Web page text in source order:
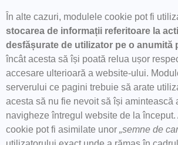
În alte cazuri, modulele cookie pot fi
stocarea de informații referitoare la
desfășurate de utilizator pe o anumită
încât acesta să își poată relua ușor
accesare ulterioară a website-ului.
serverului ce pagini trebuie să arate
acesta să nu fie nevoit să își amintească
navigheze întregul website de la început.
cookie pot fi asimilate unor „semne de